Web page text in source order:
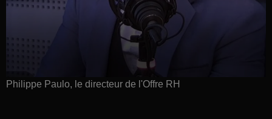
Philippe Paulo, le directeur de l'Offre RH